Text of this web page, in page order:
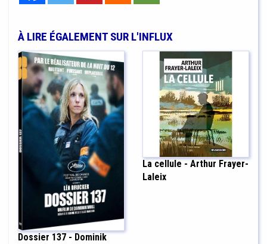
À LIRE ÉGALEMENT SUR L'INFLUX
Dossier 137 - Dominik
La cellule - Arthur Frayer-
Laleix